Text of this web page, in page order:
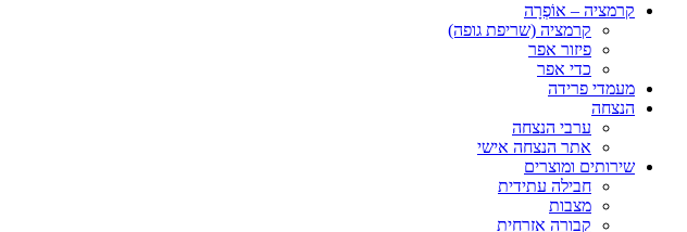
קרמציה – אוֹפְרָה
קרמציה (שריפת גופה)
פיזור אפר
כדי אפר
מעמדי פרידה
הנצחה
ערבי הנצחה
אתר הנצחה אישי
שירותים ומוצרים
חבילה עתידית
מצבות
קבורה אזרחית